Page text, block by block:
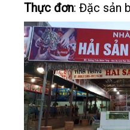
Thực đơn: Đặc sản